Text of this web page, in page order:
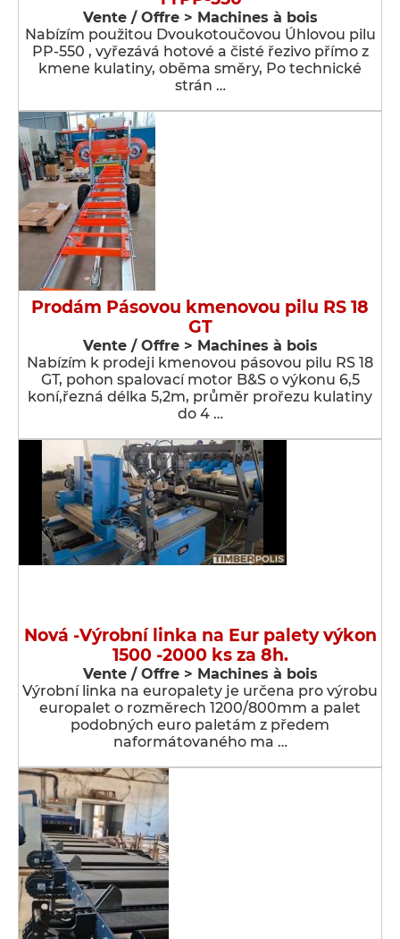
Vente / Offre > Machines à bois
Nabízím použitou Dvoukotoučovou Úhlovou pilu
PP-550 , vyřezává hotové a čisté řezivo přímo z
kmene kulatiny, oběma směry, Po technické
strán …
Prodám Pásovou kmenovou pilu RS 18
GT
Vente / Offre > Machines à bois
Nabízím k prodeji kmenovou pásovou pilu RS 18
GT, pohon spalovací motor B&S o výkonu 6,5
koní,řezná délka 5,2m, průměr prořezu kulatiny
do 4 …
Nová -Výrobní linka na Eur palety výkon
1500 -2000 ks za 8h.
Vente / Offre > Machines à bois
Výrobní linka na europalety je určena pro výrobu
europalet o rozměrech 1200/800mm a palet
podobných euro paletám z předem
naformátovaného ma …